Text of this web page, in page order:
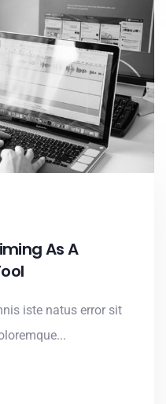
As A
iste natus error sit